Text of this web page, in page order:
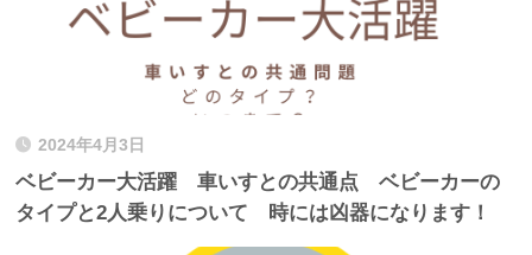
2024年4月3日
ベビーカー大活躍 車いすとの共通点 ベビーカーの
タイプと2人乗りについて 時には凶器になります！